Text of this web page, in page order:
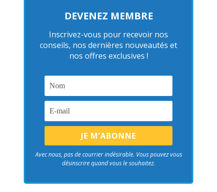
DEVENEZ MEMBRE
Inscrivez-vous pour recevoir nos
conseils, nos dernières nouveautés et
nos offres exclusives !
Avec nous, pas de courrier indésirable. Vous pouvez vous
désinscrire quand vous le souhaitez.